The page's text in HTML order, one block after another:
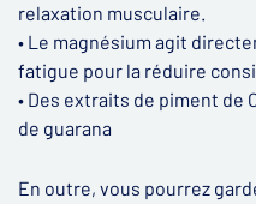
relaxation musculaire.
• Le magnésium agit
fatigue pour la réduire
• Des extraits de piment
de guarana
En outre, vous pourrez